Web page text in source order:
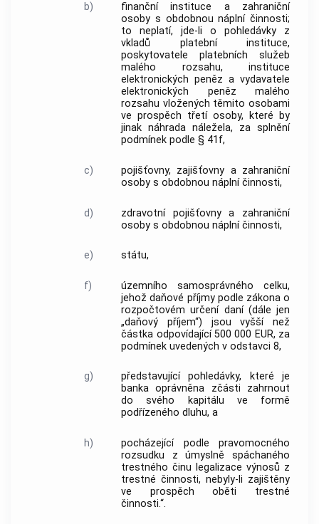
b)
finanční instituce a zahraniční
osoby s obdobnou náplní činnosti;
to neplatí, jde-li o pohledávky z
vkladů platební instituce,
poskytovatele platebních služeb
malého rozsahu, instituce
elektronických peněz a vydavatele
elektronických peněz malého
rozsahu vložených těmito osobami
ve prospěch třetí osoby, které by
jinak náhrada náležela, za splnění
podmínek podle § 41f,
c)
pojišťovny, zajišťovny a zahraniční
osoby s obdobnou náplní činnosti,
d)
zdravotní pojišťovny a zahraniční
osoby s obdobnou náplní činnosti,
e) státu,
f)
územního samosprávného celku,
jehož daňové příjmy podle zákona o
rozpočtovém určení daní (dále jen
„daňový příjem“) jsou vyšší než
částka odpovídající 500 000 EUR, za
podmínek uvedených v odstavci 8,
g)
představující pohledávky, které je
banka oprávněna zčásti zahrnout
do svého kapitálu ve formě
podřízeného dluhu, a
h)
pocházející podle pravomocného
rozsudku z úmyslně spáchaného
trestného činu legalizace výnosů z
trestné činnosti, nebyly-li zajištěny
ve prospěch oběti trestné
činnosti.“.